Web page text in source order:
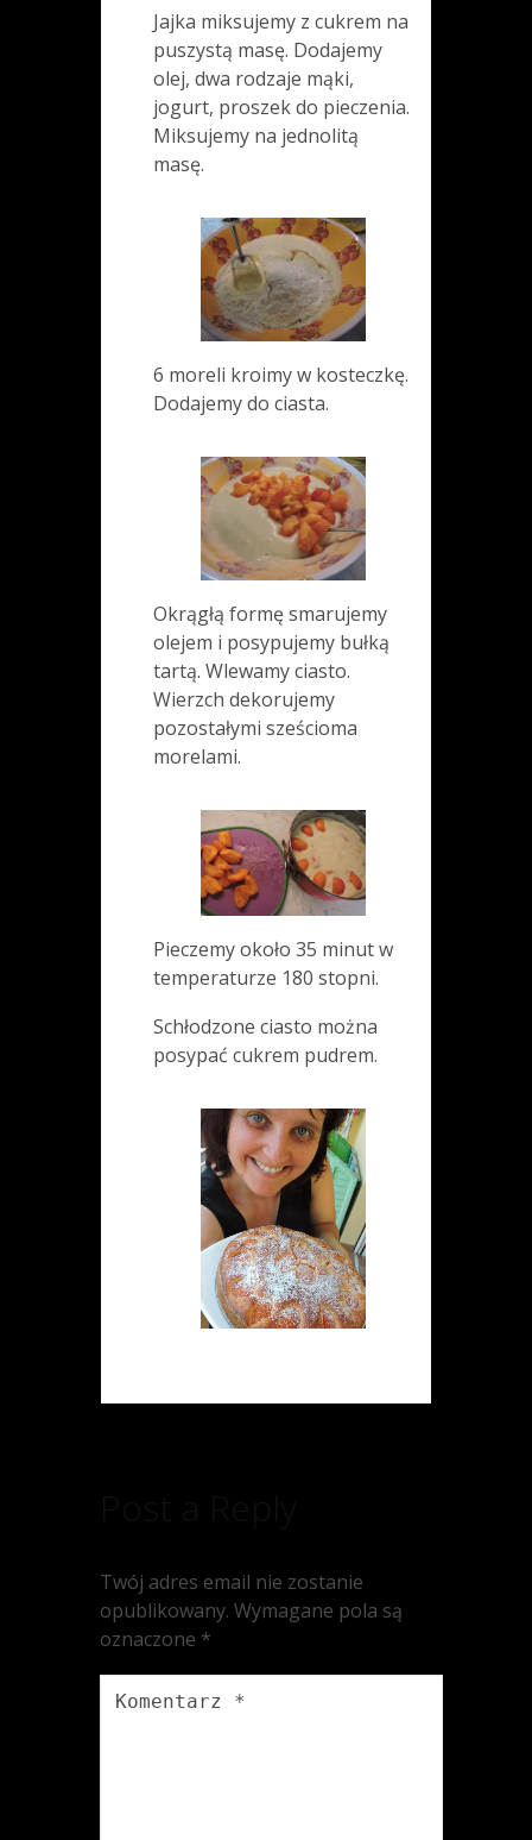
Jajka miksujemy z cukrem na
puszystą masę. Dodajemy
olej, dwa rodzaje mąki,
jogurt, proszek do pieczenia.
Miksujemy na jednolitą
masę.
6 moreli kroimy w kosteczkę.
Dodajemy do ciasta.
Okrągłą formę smarujemy
olejem i posypujemy bułką
tartą. Wlewamy ciasto.
Wierzch dekorujemy
pozostałymi sześcioma
morelami.
Pieczemy około 35 minut w
temperaturze 180 stopni.
Schłodzone ciasto można
posypać cukrem pudrem.
Twój adres email nie zostanie
opublikowany. Wymagane pola są
oznaczone *